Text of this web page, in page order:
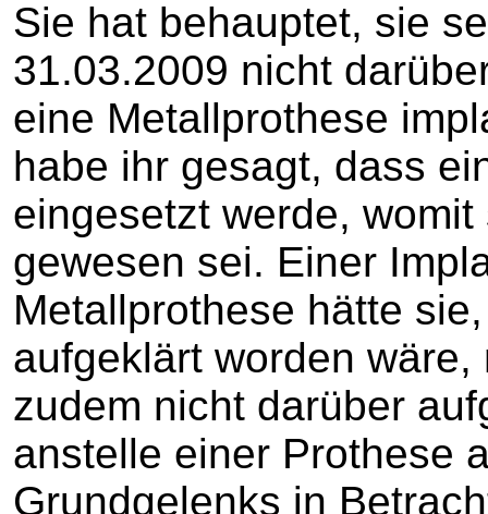
Sie hat behauptet, sie
31.03.2009 nicht
eine Metallprothese
habe ihr gesagt, dass
eingesetzt werde,
gewesen sei. Einer
Metallprothese hätte
aufgeklärt worden
zudem nicht darüber
anstelle einer Prothese
Grundgelenks in